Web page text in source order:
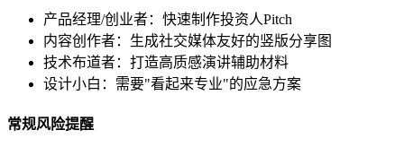
产品经理/创业者：快速制作投资人Pitch
内容创作者：生成社交媒体友好的竖版分享图
技术布道者：打造高质感演讲辅助材料
设计小白：需要"看起来专业"的应急方案
常规风险提醒